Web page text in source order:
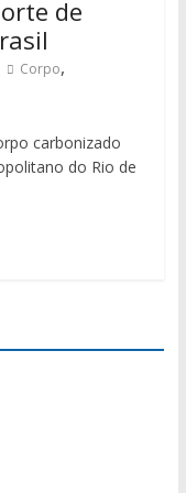
de
Corpo,
carbonizado
do Rio de